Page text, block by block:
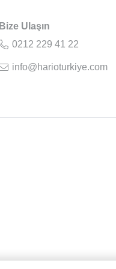
Bize Ulaşın
0212 229 41 22
info@harioturkiye.com